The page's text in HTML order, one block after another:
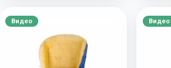
Видео Видео